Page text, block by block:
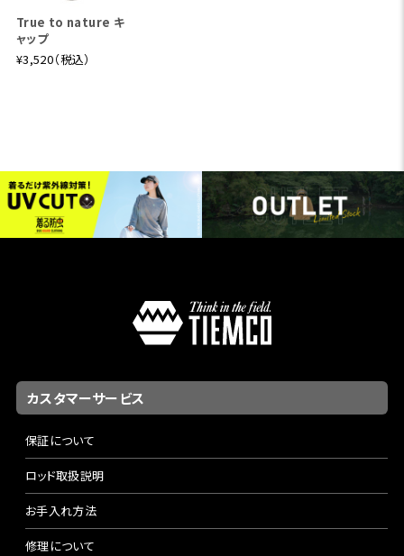
True to nature キ
ャップ
¥3,520（税込）
カスタマーサービス
保証について
ロッド取扱説明
お手入れ方法
修理について